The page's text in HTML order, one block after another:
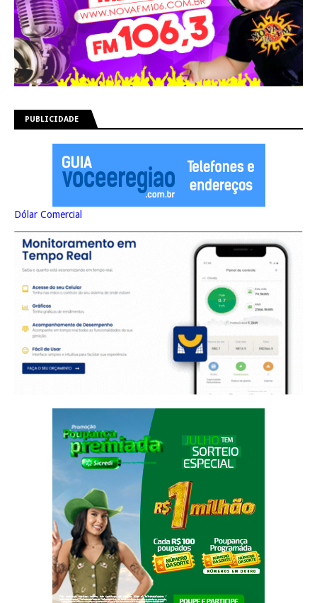
PUBLICIDADE
Dólar Comercial